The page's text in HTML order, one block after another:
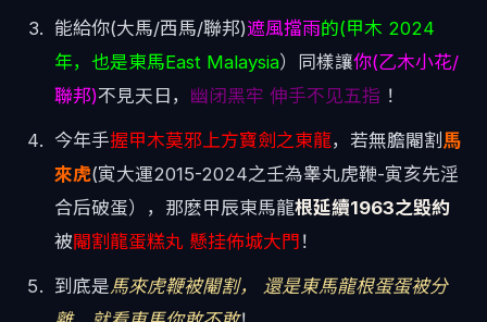
能給你(大馬/西馬/聯邦)遮風擋雨的(甲木 2024
年，也是東馬East Malaysia）同樣讓你(乙木小花/
聯邦)不見天日， 幽闭黑牢 伸手不见五指 ！
今年手握甲木莫邪上方寶劍之東龍，若無膽閹割 馬
來虎(寅大運2015-2024之壬為睾丸虎鞭-寅亥先淫
合后破蛋），那麽甲辰東馬龍根延續1963之毀約
被閹割龍蛋糕丸 懸挂佈城大門 ！
到底是馬來虎鞭被閹割， 還是東馬龍根蛋蛋被分